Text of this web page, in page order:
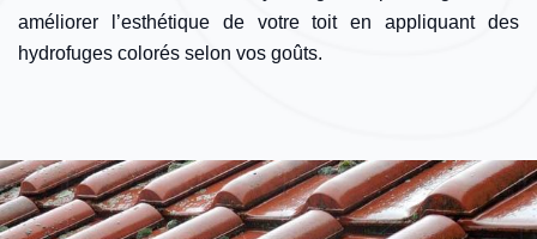
améliorer l’esthétique de votre toit en appliquant des
hydrofuges colorés selon vos goûts.